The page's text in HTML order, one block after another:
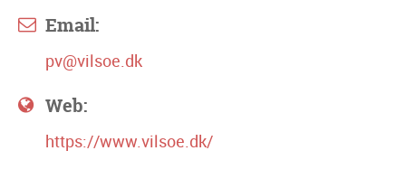
Email:
pv@vilsoe.dk
Web:
https://www.vilsoe.dk/